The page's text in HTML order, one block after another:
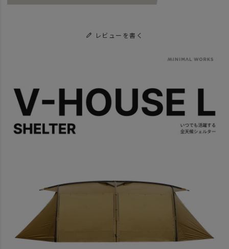
レビューを書く